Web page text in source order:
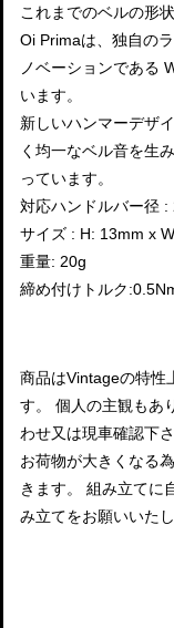
これまでのベルの形
Oi Primaは、独自の
ノベーションである
います。
新しいハンマーデザ
く均一なベル音を生
っています。
対応ハンドルバー径 :
サイズ : H: 13mm x
重量: 20g
締め付けトルク
商品はVintageの特性
す。 個人の主観もあ
わせ又は現車確認下さ
お荷物が大きくなる
きます。 組み立てに
み立てをお願いいたし